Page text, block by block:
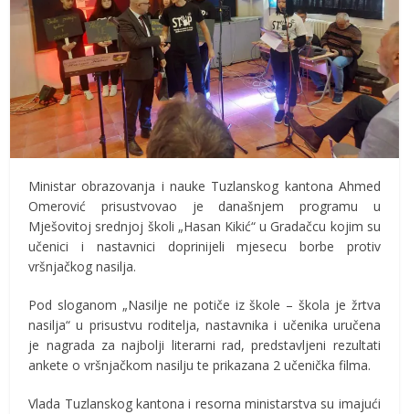
Ministar obrazovanja i nauke Tuzlanskog kantona Ahmed
Omerović prisustvovao je današnjem programu u
Mješovitoj srednjoj školi „Hasan Kikić“ u Gradačcu kojim su
učenici i nastavnici doprinijeli mjesecu borbe protiv
vršnjačkog nasilja.
Pod sloganom „Nasilje ne potiče iz škole – škola je žrtva
nasilja“ u prisustvu roditelja, nastavnika i učenika uručena
je nagrada za najbolji literarni rad, predstavljeni rezultati
ankete o vršnjačkom nasilju te prikazana 2 učenička filma.
Vlada Tuzlanskog kantona i resorna ministarstva su imajući